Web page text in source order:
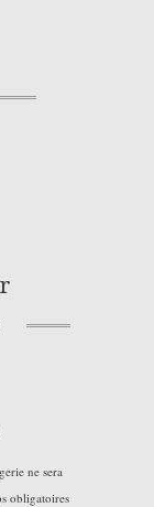
ne sera
obligatoires